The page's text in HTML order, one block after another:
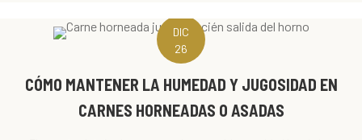
DIC
26
CÓMO MANTENER LA HUMEDAD Y JUGOSIDAD EN
CARNES HORNEADAS O ASADAS